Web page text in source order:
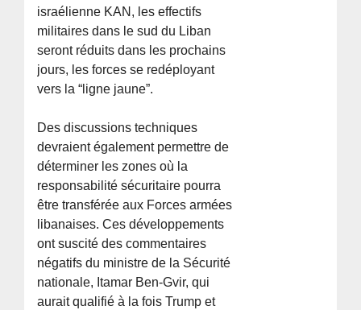
israélienne KAN, les effectifs
militaires dans le sud du Liban
seront réduits dans les prochains
jours, les forces se redéployant
vers la “ligne jaune”.
Des discussions techniques
devraient également permettre de
déterminer les zones où la
responsabilité sécuritaire pourra
être transférée aux Forces armées
libanaises. Ces développements
ont suscité des commentaires
négatifs du ministre de la Sécurité
nationale, Itamar Ben-Gvir, qui
aurait qualifié à la fois Trump et